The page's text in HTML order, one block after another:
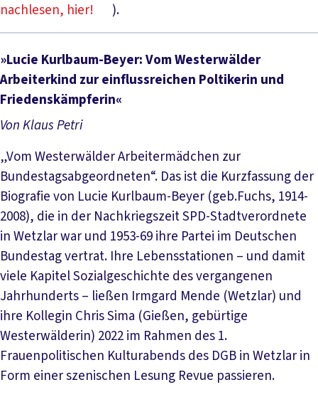
nachlesen, hier!
).
»Lucie Kurlbaum-Beyer: Vom Westerwälder
Arbeiterkind zur einflussreichen Poltikerin und
Friedenskämpferin«
Von Klaus Petri
„Vom Westerwälder Arbeitermädchen zur
Bundestagsabgeordneten“. Das ist die Kurzfassung der
Biografie von Lucie Kurlbaum-Beyer (geb.Fuchs, 1914-
2008), die in der Nachkriegszeit SPD-Stadtverordnete
in Wetzlar war und 1953-69 ihre Partei im Deutschen
Bundestag vertrat. Ihre Lebensstationen – und damit
viele Kapitel Sozialgeschichte des vergangenen
Jahrhunderts – ließen Irmgard Mende (Wetzlar) und
ihre Kollegin Chris Sima (Gießen, gebürtige
Westerwälderin) 2022 im Rahmen des 1.
Frauenpolitischen Kulturabends des DGB in Wetzlar in
Form einer szenischen Lesung Revue passieren.